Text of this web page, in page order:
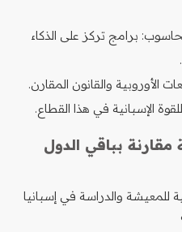
برامج تركز على الذكاء
الأوروبية والقانون المقارن.
الإسبانية في هذا القطاع.
بباقي الدول
للمعيشة والدراسة في إسبانيا